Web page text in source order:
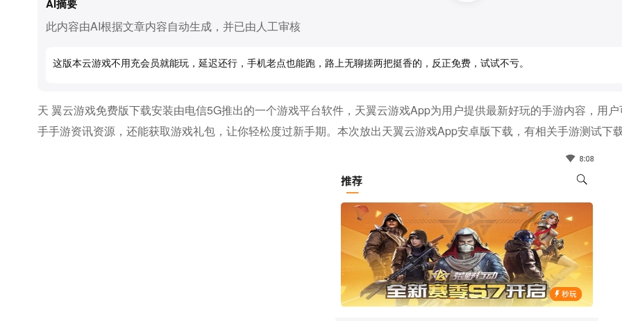
AI摘要
此内容由AI根据文章内容自动生成，并已由人工审核
这版本云游戏不用充会员就能玩，延迟还行，手机老点也能跑，路上无聊搓两把挺香的，反正免费，试试不亏。
天 翼云游戏免费版下载安装由电信5G推出的一个游戏平台软件，天翼云游戏app为用户提供最新好玩的手游内容，用
手手游资讯资源，还能获取游戏礼包，让你轻松度过新手期。本次放出天翼云游戏app安卓版下载，有相关手游测试下